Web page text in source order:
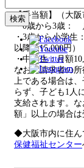
【手当額】（大阪
・0歳から3歳：
・3歳から小学生
以降は15,000円）
・中学生：月額
なお、請求者の
上である場合は
らず、子ども1人
支給されます。
額」以上の場合は
◆大阪市内に住ん
保健福祉センター